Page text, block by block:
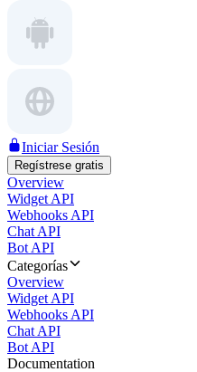
Iniciar Sesión
Regístrese gratis
Overview
Widget API
Webhooks API
Chat API
Bot API
Categorías
Overview
Widget API
Webhooks API
Chat API
Bot API
Documentation